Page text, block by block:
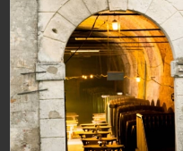
kleine
Preis pro